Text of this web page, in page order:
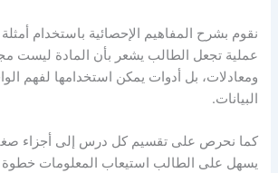
نقوم بشرح المفاهيم الإحصائية باستخدام
عملية تجعل الطالب يشعر بأن المادة ليست
ومعادلات، بل أدوات يمكن استخدامها لفهم
البيانات.
كما نحرص على تقسيم كل درس إلى أجزاء
يسهل على الطالب استيعاب المعلومات